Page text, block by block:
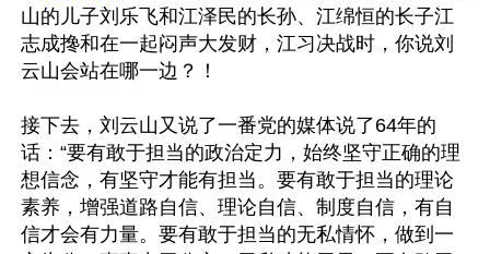
山的儿子刘乐飞和江泽民的长孙、江绵恒的长子江
志成搀和在一起闷声大发财，江习决战时，你说刘
云山会站在哪一边？！
接下去，刘云山又说了一番党的媒体说了64年的
话：“要有敢于担当的政治定力，始终坚守正确的理
想信念，有坚守才能有担当。要有敢于担当的理论
素养，增强道路自信、理论自信、制度自信，有自
信才会有力量。要有敢于担当的无私情怀，做到一